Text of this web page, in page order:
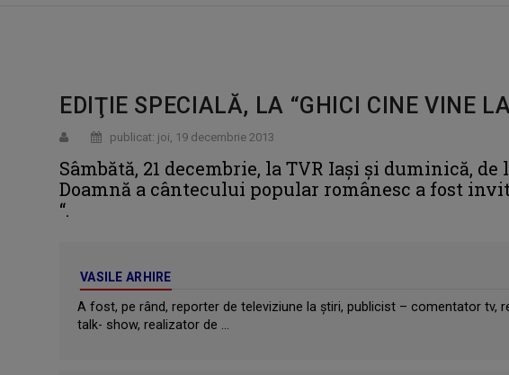
EDIŢIE SPECIALĂ, LA “GHICI CINE VINE
publicat: joi, 19 decembrie 2013
Sâmbătă, 21 decembrie, la TVR Iaşi şi duminică, de
Doamnă a cântecului popular românesc a fost
“.
VASILE ARHIRE
A fost, pe rând, reporter de televiziune la ştiri, publicist – comentator tv,
talk- show, realizator de ...